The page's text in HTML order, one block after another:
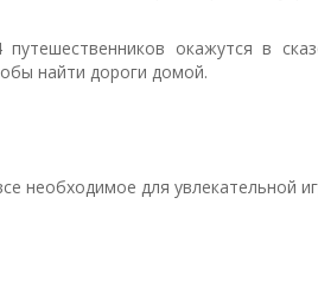
окажутся в
найти дороги домой.
необходимое для увлекательной